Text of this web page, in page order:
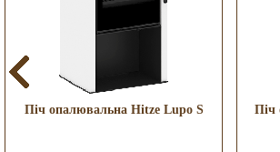
Піч опалювальна Hitze Lupo S
Піч